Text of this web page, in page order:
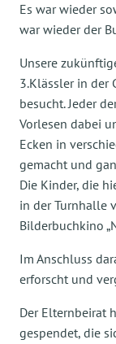
Es war wieder
war wieder der
Unsere
3.Klässler in der
besucht. Jeder
Vorlesen dabei
Ecken in
gemacht und
Die Kinder, die
in der Turnhalle
Bilderbuchkino
Im Anschluss
erforscht und
Der Elternbeirat
gespendet, die